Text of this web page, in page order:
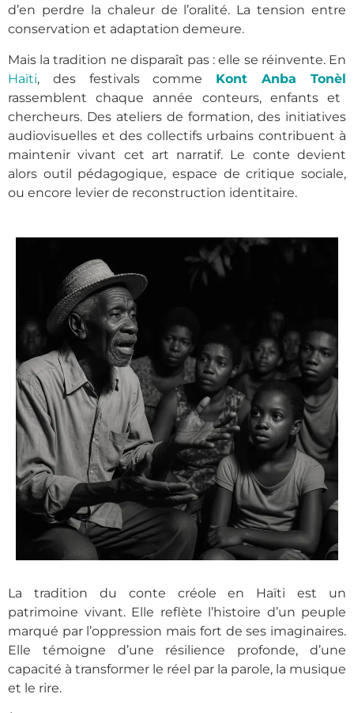
d’en perdre la chaleur de l’oralité. La tension entre
conservation et adaptation demeure.
Mais la tradition ne disparaît pas : elle se réinvente. En
Haïti, des festivals comme Kont Anba Tonèl
rassemblent chaque année conteurs, enfants et
chercheurs. Des ateliers de formation, des initiatives
audiovisuelles et des collectifs urbains contribuent à
maintenir vivant cet art narratif. Le conte devient
alors outil pédagogique, espace de critique sociale,
ou encore levier de reconstruction identitaire.
La tradition du conte créole en Haïti est un
patrimoine vivant. Elle reflète l’histoire d’un peuple
marqué par l’oppression mais fort de ses imaginaires.
Elle témoigne d’une résilience profonde, d’une
capacité à transformer le réel par la parole, la musique
et le rire.